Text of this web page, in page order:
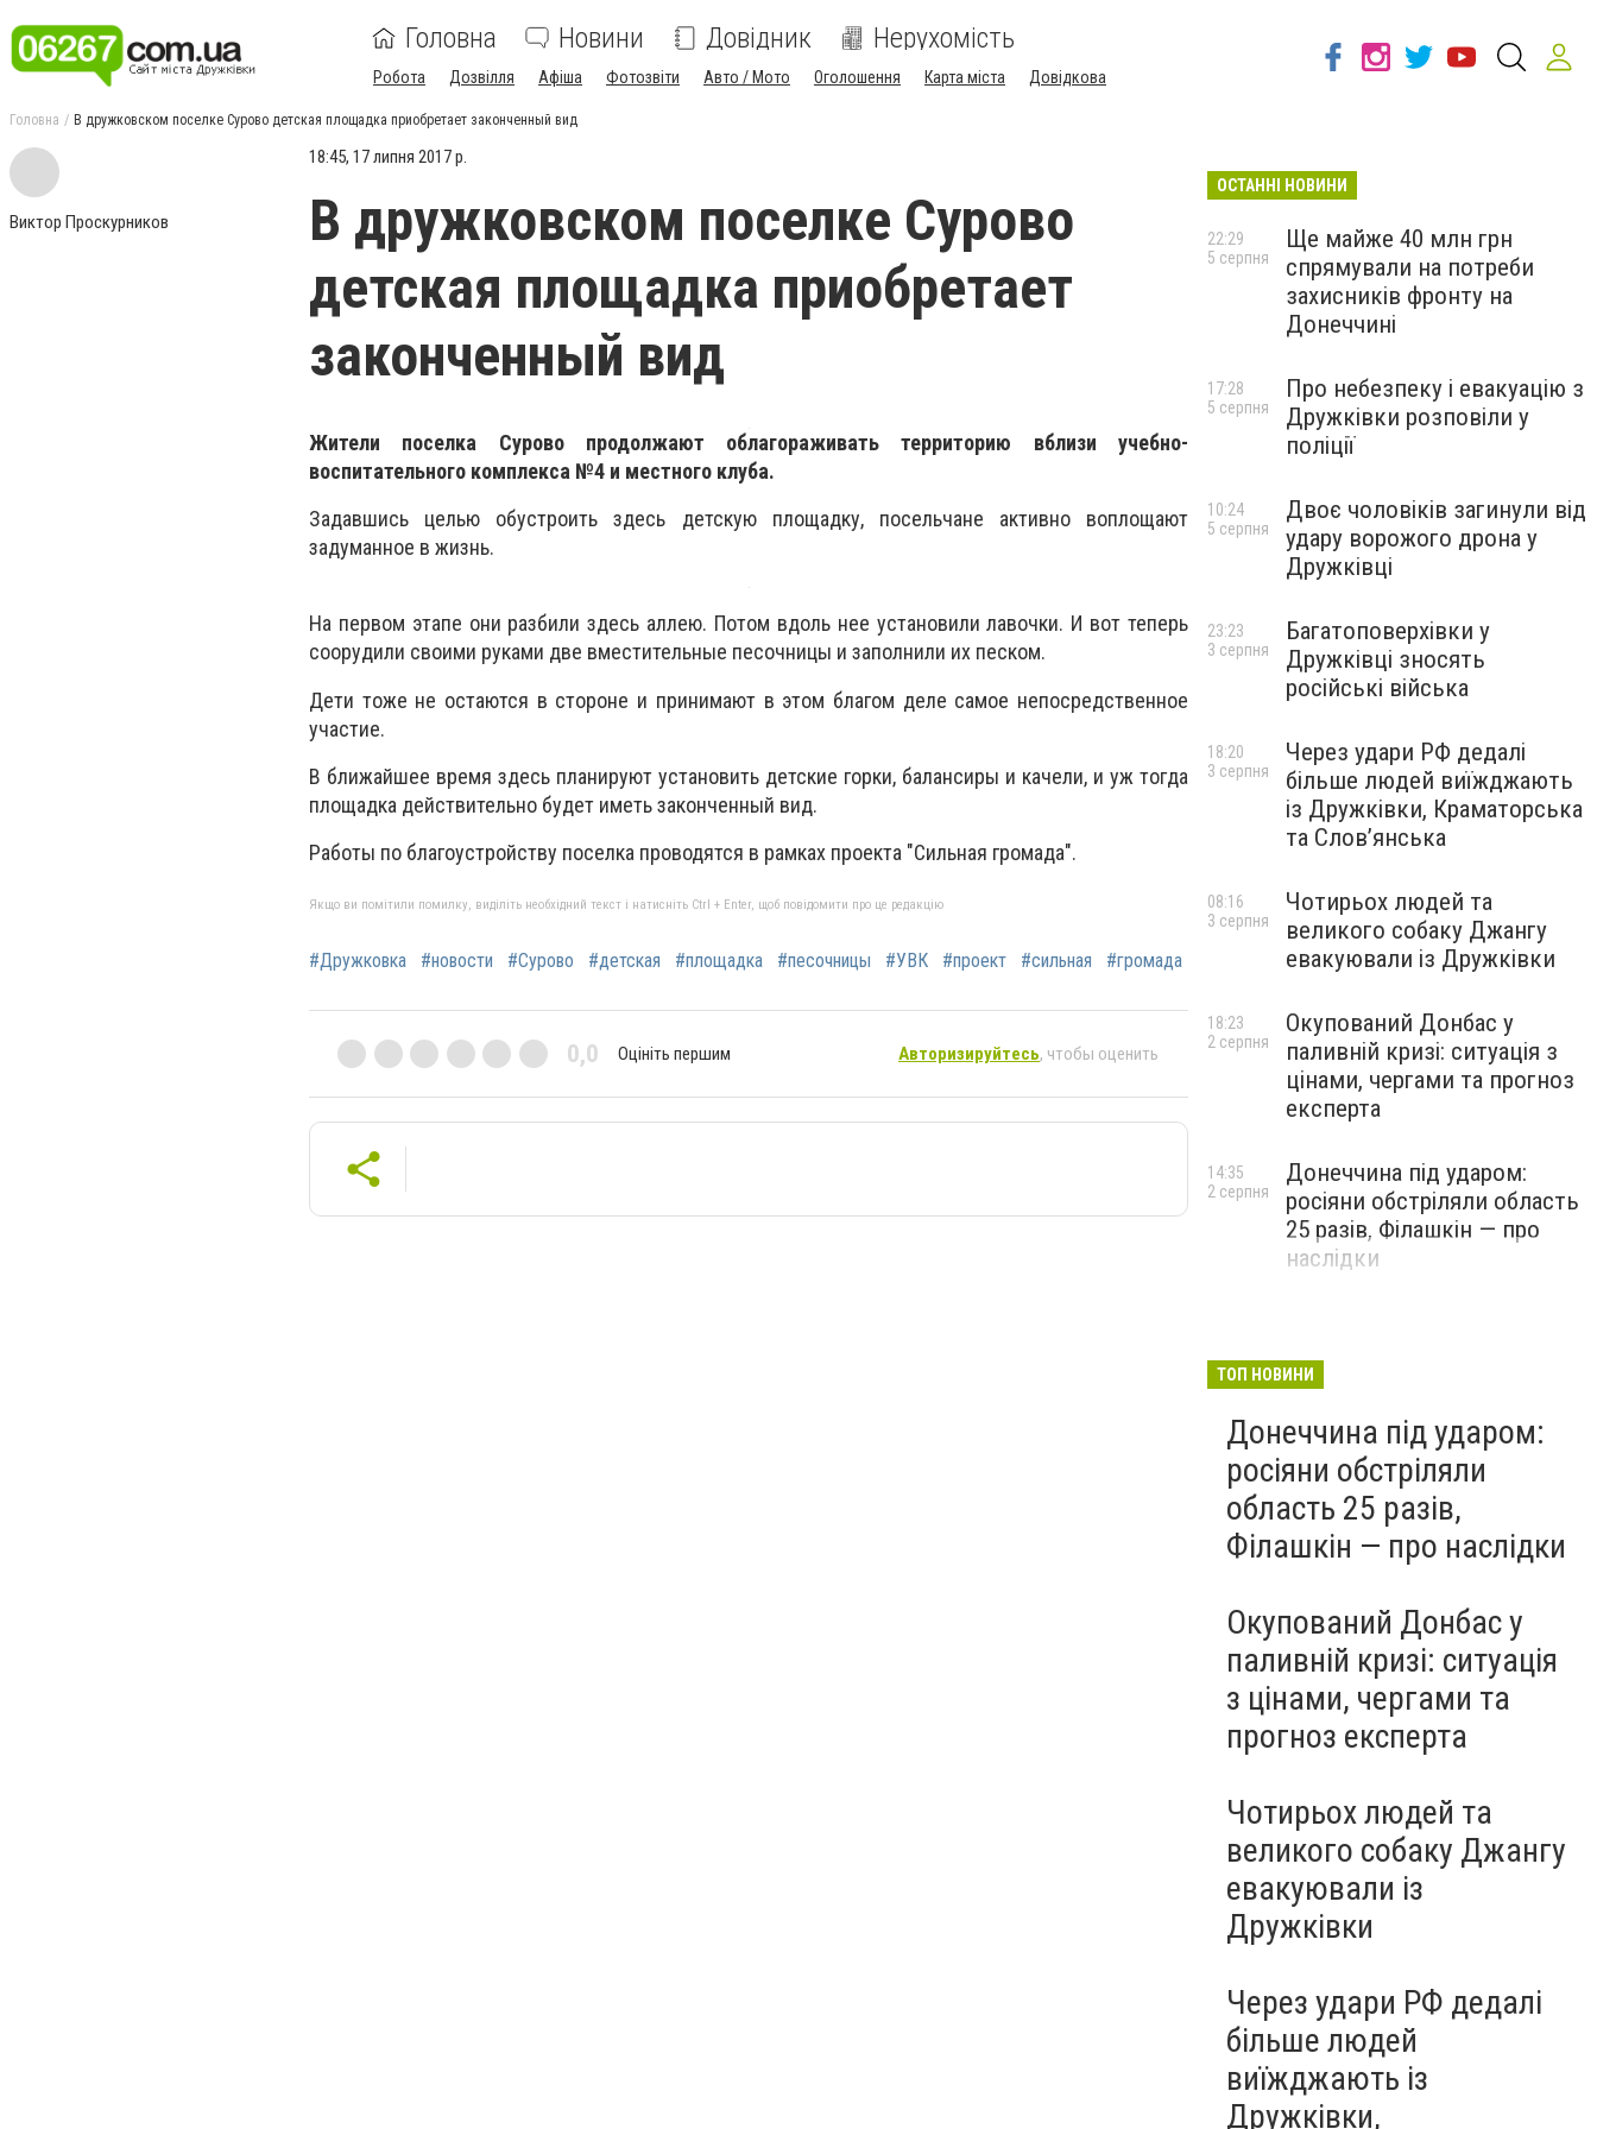
Головна Новини Довідник Нерухомість
Робота Дозвілля Афіша Фотозвіти Авто / Мото Оголошення Карта міста Довідкова
Головна В дружковском поселке Сурово детская площадка приобретает законченный вид
Виктор Проскурников
18:45, 17 липня 2017 р.
В дружковском поселке Сурово
детская площадка приобретает
законченный вид
Жители поселка Сурово продолжают облагораживать территорию вблизи учебно-
воспитательного комплекса №4 и местного клуба.
Задавшись целью обустроить здесь детскую площадку, посельчане активно воплощают
задуманное в жизнь.
На первом этапе они разбили здесь аллею. Потом вдоль нее установили лавочки. И вот теперь
соорудили своими руками две вместительные песочницы и заполнили их песком.
Дети тоже не остаются в стороне и принимают в этом благом деле самое непосредственное
участие.
В ближайшее время здесь планируют установить детские горки, балансиры и качели, и уж тогда
площадка действительно будет иметь законченный вид.
Работы по благоустройству поселка проводятся в рамках проекта "Сильная громада".
Якщо ви помітили помилку, виділіть необхідний текст і натисніть Ctrl + Enter, щоб повідомити про це редакцію
#Дружковка #новости #Сурово #детская #площадка #песочницы #УВК #проект #сильная #громада
0,0 Оцініть першим Авторизируйтесь, чтобы оценить
ОСТАННІ НОВИНИ
Ще майже 40 млн грн
спрямували на потреби
захисників фронту на
Донеччині
22:29
5 серпня
Про небезпеку і евакуацію з
Дружківки розповіли у
поліції
17:28
5 серпня
Двоє чоловіків загинули від
удару ворожого дрона у
Дружківці
10:24
5 серпня
Багатоповерхівки у
Дружківці зносять
російські війська
23:23
3 серпня
Через удари РФ дедалі
більше людей виїжджають
із Дружківки, Краматорська
та Слов’янська
18:20
3 серпня
Чотирьох людей та
великого собаку Джангу
евакуювали із Дружківки
08:16
3 серпня
Окупований Донбас у
паливній кризі: ситуація з
цінами, чергами та прогноз
експерта
18:23
2 серпня
Донеччина під ударом:
росіяни обстріляли область
25 разів, Філашкін — про
наслідки
14:35
2 серпня
ТОП НОВИНИ
Донеччина під ударом:
росіяни обстріляли
область 25 разів,
Філашкін — про наслідки
Окупований Донбас у
паливній кризі: ситуація
з цінами, чергами та
прогноз експерта
Чотирьох людей та
великого собаку Джангу
евакуювали із
Дружківки
Через удари РФ дедалі
більше людей
виїжджають із
Дружківки,